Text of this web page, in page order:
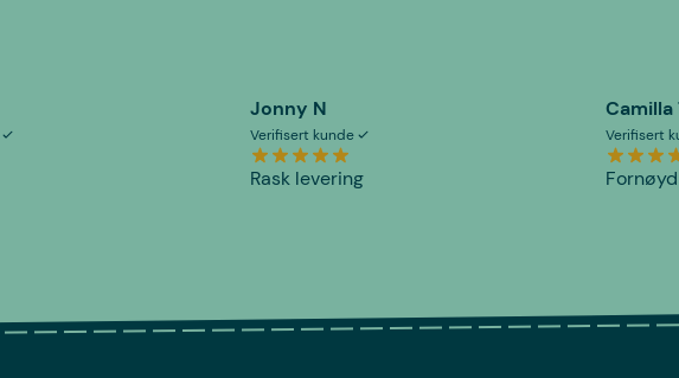
Jonny N
Verifisert kunde
Rask levering
Camilla
Verifisert
Fornøyd